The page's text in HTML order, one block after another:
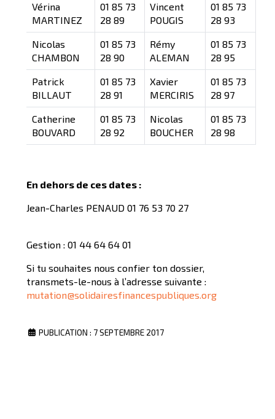
Vérina
MARTINEZ
01 85 73
28 89
Vincent
POUGIS
01 85 73
28 93
Nicolas
CHAMBON
01 85 73
28 90
Rémy
ALEMAN
01 85 73
28 95
Patrick
BILLAUT
01 85 73
28 91
Xavier
MERCIRIS
01 85 73
28 97
Catherine
BOUVARD
01 85 73
28 92
Nicolas
BOUCHER
01 85 73
28 98
En dehors de ces dates :
Jean-Charles PENAUD 01 76 53 70 27
Gestion : 01 44 64 64 01
Si tu souhaites nous confier ton dossier,
transmets-le-nous à l’adresse suivante :
mutation@solidairesfinancespubliques.org
PUBLICATION : 7 SEPTEMBRE 2017